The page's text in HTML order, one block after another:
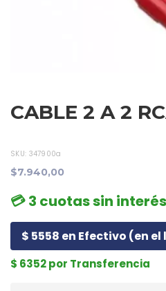
CABLE 2 A 2
SKU: 347900a
$7.940,00
💳 3 cuotas sin
$ 5558 en Efectivo (en
$ 6352 por Transferencia